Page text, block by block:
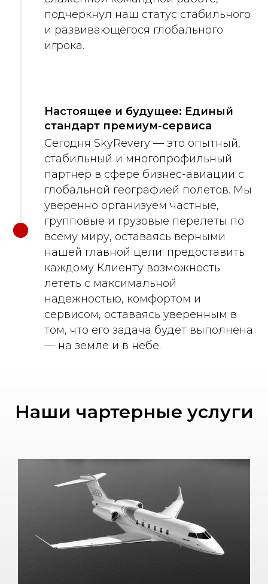
подчеркнул наш статус стабильного
и развивающегося глобального
игрока.
Настоящее и будущее: Единый
стандарт премиум-сервиса
Сегодня SkyRevery — это опытный,
стабильный и многопрофильный
партнер в сфере бизнес-авиации с
глобальной географией полетов. Мы
уверенно организуем частные,
групповые и грузовые перелеты по
всему миру, оставаясь верными
нашей главной цели: предоставить
каждому Клиенту возможность
лететь с максимальной
надежностью, комфортом и
сервисом, оставаясь уверенным в
том, что его задача будет выполнена
— на земле и в небе.
Наши чартерные услуги